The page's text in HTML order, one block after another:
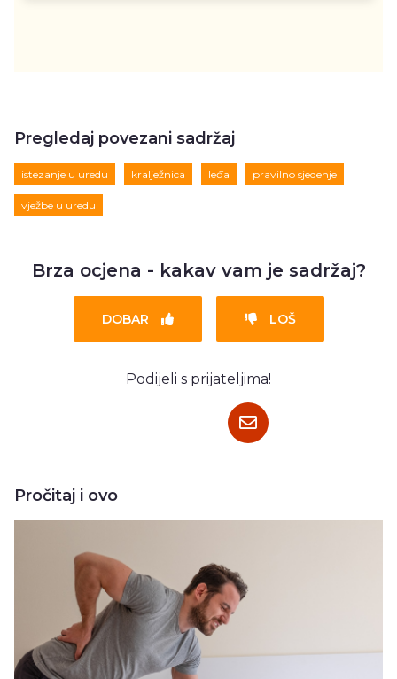
Pregledaj povezani sadržaj
istezanje u uredu kralježnica leđa pravilno sjedenje
vježbe u uredu
Brza ocjena - kakav vam je sadržaj?
DOBAR LOŠ
Podijeli s prijateljima!
Pročitaj i ovo